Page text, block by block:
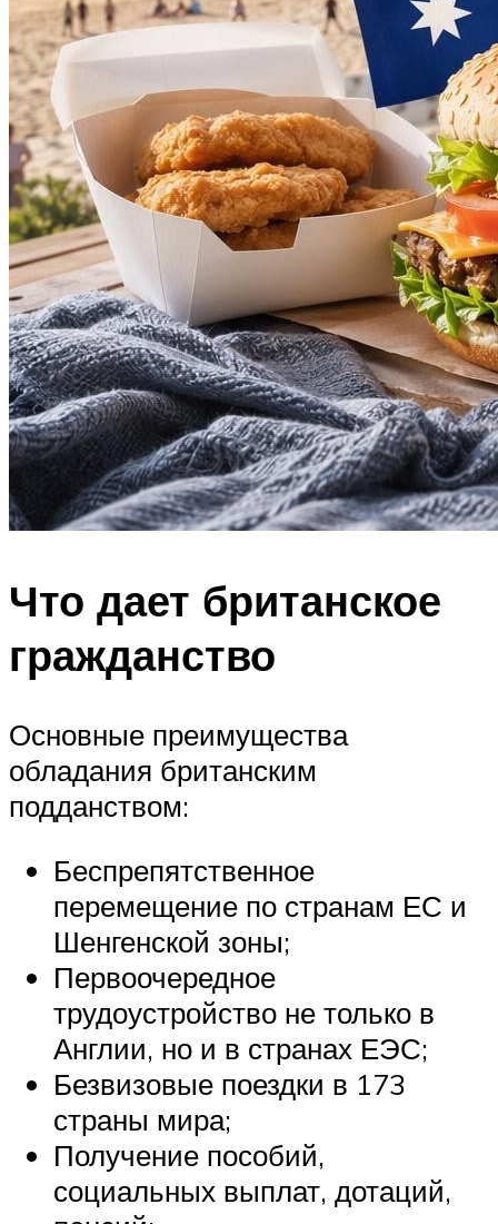
Что дает британское
гражданство
Основные преимущества
обладания британским
подданством:
Беспрепятственное
перемещение по странам ЕС и
Шенгенской зоны;
Первоочередное
трудоустройство не только в
Англии, но и в странах ЕЭС;
Безвизовые поездки в 173
страны мира;
Получение пособий,
социальных выплат, дотаций,